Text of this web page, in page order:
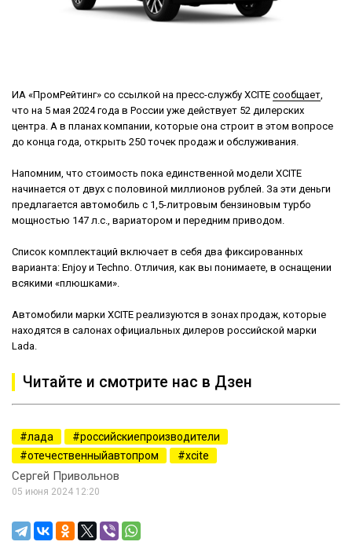
ИА «ПромРейтинг» со ссылкой на пресс-службу XCITE сообщает,
что на 5 мая 2024 года в России уже действует 52 дилерских
центра. А в планах компании, которые она строит в этом вопросе
до конца года, открыть 250 точек продаж и обслуживания.
Напомним, что стоимость пока единственной модели XCITE
начинается от двух с половиной миллионов рублей. За эти деньги
предлагается автомобиль с 1,5-литровым бензиновым турбо
мощностью 147 л.с., вариатором и передним приводом.
Список комплектаций включает в себя два фиксированных
варианта: Enjoy и Techno. Отличия, как вы понимаете, в оснащении
всякими «плюшками».
Автомобили марки XCITE реализуются в зонах продаж, которые
находятся в салонах официальных дилеров российской марки
Lada.
Читайте и смотрите нас в Дзен
лада
российскиепроизводители
отечественныйавтопром
xcite
Сергей Привольнов
05 июня 2024 12:20